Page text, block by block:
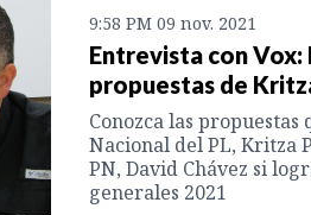
9:58 PM 09 nov. 2021
Entrevista con Vox:
propuestas de
Conozca las
Nacional del PL, Kritza
PN, David Chávez si
generales 2021